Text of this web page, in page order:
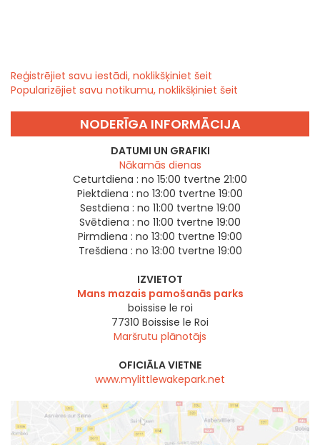
Reģistrējiet savu iestādi, noklikšķiniet šeit
Popularizējiet savu notikumu, noklikšķiniet šeit
NODERĪGA INFORMĀCIJA
DATUMI UN GRAFIKI
Nākamās dienas
Ceturtdiena : no 15:00 tvertne 21:00
Piektdiena : no 13:00 tvertne 19:00
Sestdiena : no 11:00 tvertne 19:00
Svētdiena : no 11:00 tvertne 19:00
Pirmdiena : no 13:00 tvertne 19:00
Trešdiena : no 13:00 tvertne 19:00
IZVIETOT
Mans mazais pamošanās parks
boissise le roi
77310 Boissise le Roi
Maršrutu plānotājs
OFICIĀLA VIETNE
www.mylittlewakepark.net